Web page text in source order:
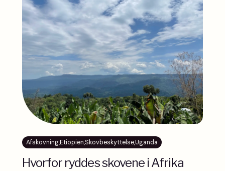
Afskovning,Etiopien,Skovbeskyttelse,Uganda
Hvorfor ryddes skovene i Afrika